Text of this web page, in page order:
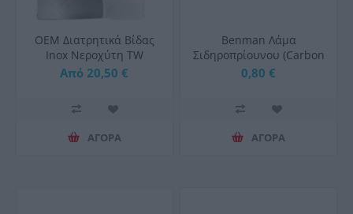
OEM Διατρητικά Βίδας
Inox Νεροχύτη TW
Από 20,50 €
ΑΓΟΡΑ
Benman Λάμα
Σιδηροπρίουνου (Carbon
Flex) Εύκαμπτη με 18
0,80 €
ΑΓΟΡΑ